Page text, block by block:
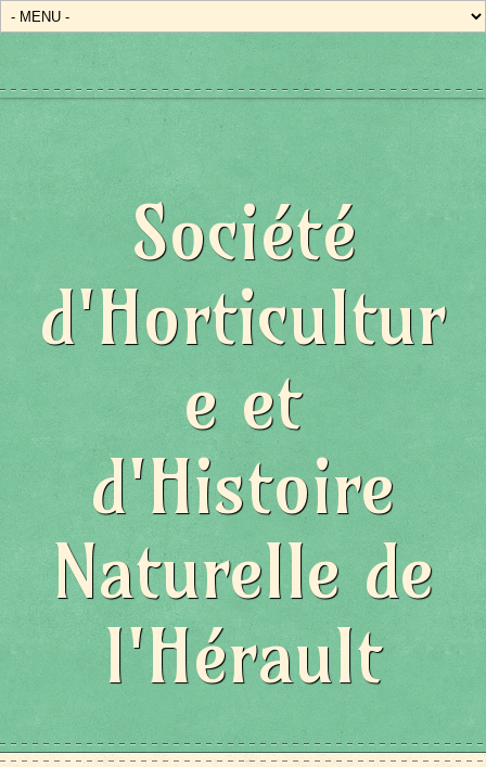
Société
d'Horticultur
e et
d'Histoire
Naturelle de
l'Hérault